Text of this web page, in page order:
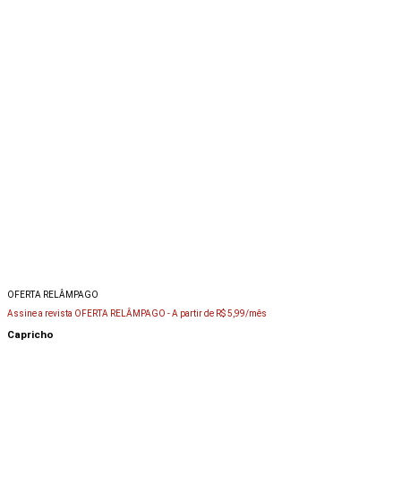
OFERTA RELÂMPAGO
Assine a revista OFERTA RELÂMPAGO -A partir de R$ 5,99/mês
Capricho